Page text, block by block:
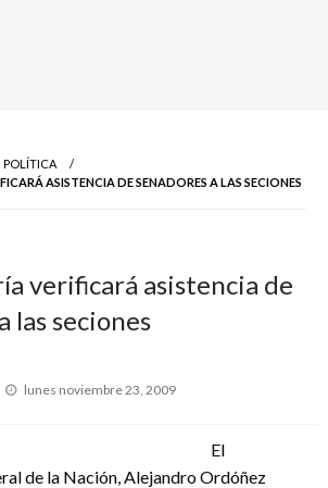
POLÍTICA
ASISTENCIA DE SENADORES A LAS SECIONES
verificará asistencia de
las seciones
Publicado
lunes noviembre 23, 2009
El
de la Nación, Alejandro Ordóñez